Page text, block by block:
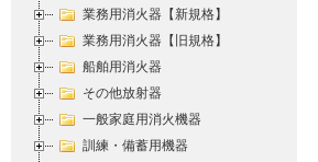
業務用消火器【新規格】
業務用消火器【旧規格】
船舶用消火器
その他放射器
一般家庭用消火機器
訓練・備蓄用機器